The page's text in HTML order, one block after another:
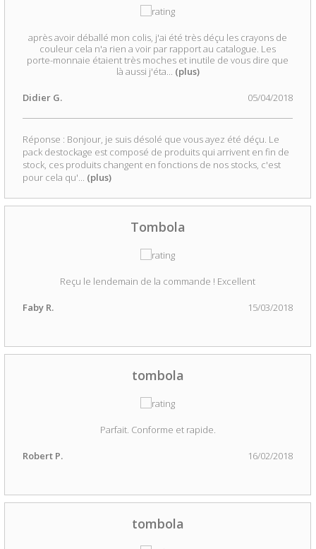
après avoir déballé mon colis, j'ai été très déçu les crayons de
couleur cela n'a rien a voir par rapport au catalogue. Les
porte-monnaie étaient très moches et inutile de vous dire que
là aussi j'éta... (plus)
Didier G. 05/04/2018
Réponse : Bonjour, je suis désolé que vous ayez été déçu. Le
pack destockage est composé de produits qui arrivent en fin de
stock, ces produits changent en fonctions de nos stocks, c'est
pour cela qu'... (plus)
Tombola
Reçu le lendemain de la commande ! Excellent
Faby R. 15/03/2018
tombola
Parfait. Conforme et rapide.
Robert P. 16/02/2018
tombola